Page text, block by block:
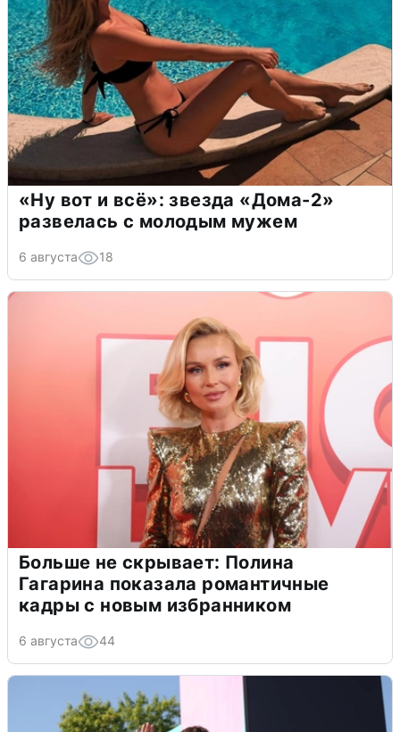
«Ну вот и всё»: звезда «Дома-2»
развелась с молодым мужем
6 августа 18
Больше не скрывает: Полина
Гагарина показала романтичные
кадры с новым избранником
6 августа 44